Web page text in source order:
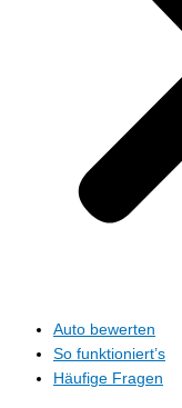
Auto bewerten
So funktioniert’s
Häufige Fragen